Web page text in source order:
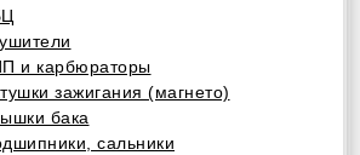
и карбюраторы
зажигания (магнето)
бака
сальники